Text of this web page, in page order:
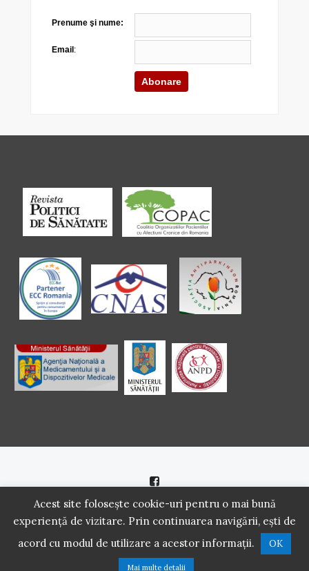
Prenume şi nume:
Email :
Politică de cookie |Politică de confidenţialitate
2016 - 2021 Copyright. Scoala Pacientilor - QUINN Media SRL.
Acest site folosește cookie-uri pentru o mai bună
experiență de vizitare. Prin continuarea navigării, ești de
acord cu modul de utilizare a acestor informații.
OK
Mai multe detalii